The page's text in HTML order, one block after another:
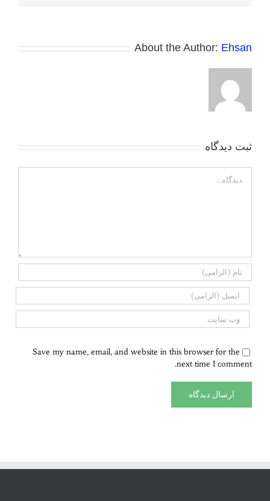
About the Author: Ehsan
ثبت ديدگاه
Save my name, email, and website in this browser for the
next time I comment.